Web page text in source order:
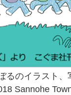
のイラスト
Sannohe